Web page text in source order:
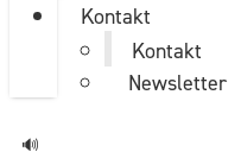
Kontakt
Kontakt
Newsletter
🔊